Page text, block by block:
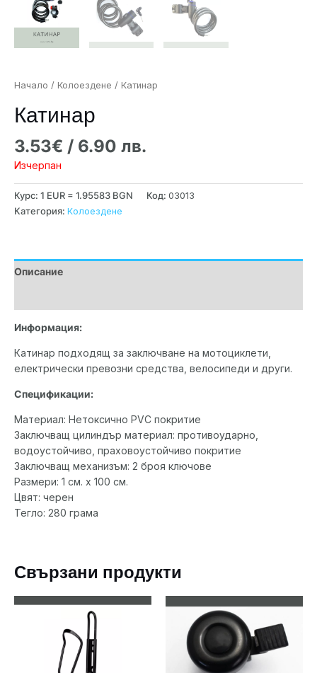
Начало / Колоездене / Катинар
Катинар
3.53€ / 6.90 лв.
Изчерпан
Курс: 1 EUR = 1.95583 BGN Код: 03013
Категория: Колоездене
Описание
Информация:
Катинар подходящ за заключване на мотоциклети,
електрически превозни средства, велосипеди и други.
Спецификации:
Материал: Нетоксично PVC покритие
Заключващ цилиндър материал: противоударно,
водоустойчиво, праховоустойчиво покритие
Заключващ механизъм: 2 броя ключове
Размери: 1 см. х 100 см.
Цвят: черен
Тегло: 280 грама
Свързани продукти